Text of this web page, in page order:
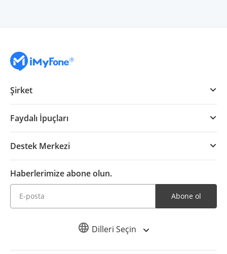
Dilleri Seçin
Şirket
Faydalı İpuçları
Destek Merkezi
Haberlerimize abone olun.
Abone ol